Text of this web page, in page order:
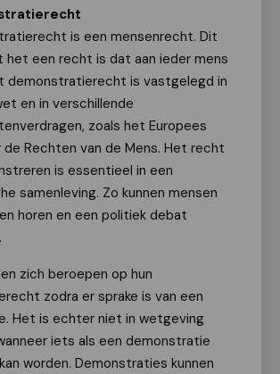
is een mensenrecht. Dit
een recht is dat aan ieder mens
demonstratierecht is vastgelegd in
en in verschillende
zoals het Europees
de Rechten van de Mens. Het recht
is essentieel in een
samenleving. Zo kunnen mensen
horen en een politiek debat
zich beroepen op hun
zodra er sprake is van een
Het is echter niet in wetgeving
iets als een demonstratie
worden. Demonstraties kunnen